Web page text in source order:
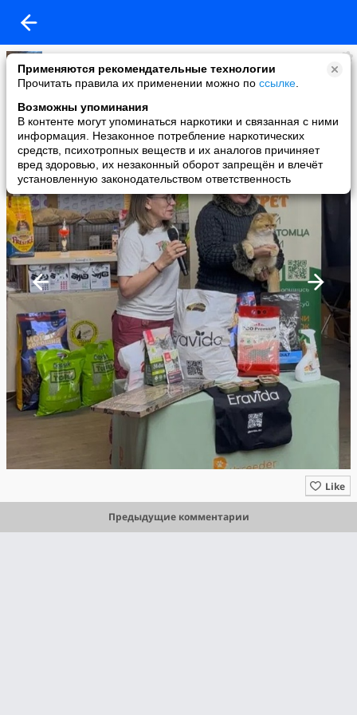
Применяются рекомендательные технологии
Прочитать правила их применении можно по ссылке
Возможны упоминания
В контенте могут упоминаться наркотики и связанная с ними
информация. Незаконное потребление наркотических
средств, психотропных веществ и их аналогов причиняет
вред здоровью, их незаконный оборот запрещён и влечёт
установленную законодательством ответственность
Когтеточки для кошек ТМ "Когтедралка" и "Когтемания"
added a photo
06 May в 19:03
Like
Предыдущие комментарии